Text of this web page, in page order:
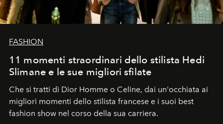
FASHION
11 momenti straordinari dello stilista Hedi
Slimane e le sue migliori sfilate
Che si tratti di Dior Homme o Celine, dai un'occhiata ai
migliori momenti dello stilista francese e i suoi best
fashion show nel corso della sua carriera.